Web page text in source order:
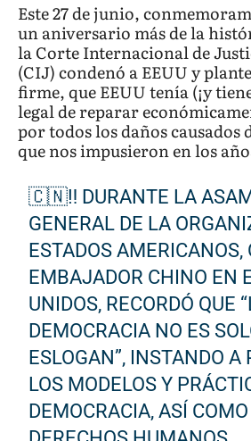
Este 27 de junio,
un aniversario más de la
la Corte Internacional de
(CIJ) condenó a EEUU y
firme, que EEUU tenía (¡y
legal de reparar
por todos los daños causados
que nos impusieron en los
🇨🇳‼️ DURANTE LA
GENERAL DE LA
ESTADOS AMERICANOS,
EMBAJADOR CHINO EN
UNIDOS, RECORDÓ QUE
DEMOCRACIA NO ES
ESLOGAN”, INSTANDO A
LOS MODELOS Y
DEMOCRACIA, ASÍ